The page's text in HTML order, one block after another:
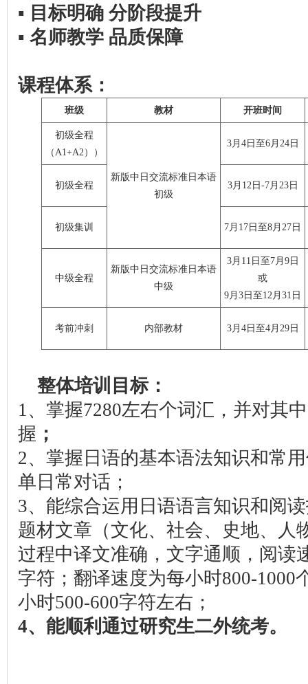
▪ 目标明确 分阶段提升
▪ 名师教学 品质保障
课程体系：
班级 教材 开班时间
初级全程
（A1+A2））
新版中日交流标准日本语
初级
3月4日至6月24日
初级全程 3月12日-7月23日
初级集训 7月17日至8月27日
中级全程
新版中日交流标准日本语
中级
3月11日至7月9日
或
9月3日至12月31日
考前冲刺 内部教材 3月4日至4月29日
整体培训目标：
1、掌握7280左右个词汇，并对其
握 ；
2、掌握日语的基本语法知识和常
单日常对话；
3、能综合运用日语语言知识和阅
题材文章（文化、社会、史地、人
过程中译文准确，文字通顺，阅读
字符；翻译速度为每小时800-1000
小时500-600字符左右；
4、能顺利通过研究生二外统考。